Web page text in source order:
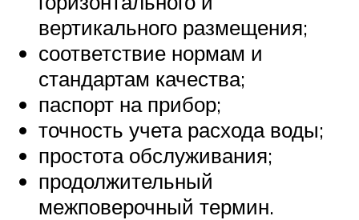
вертикального размещения;
соответствие нормам и
стандартам качества;
паспорт на прибор;
точность учета расхода воды;
простота обслуживания;
продолжительный
межповерочный термин.